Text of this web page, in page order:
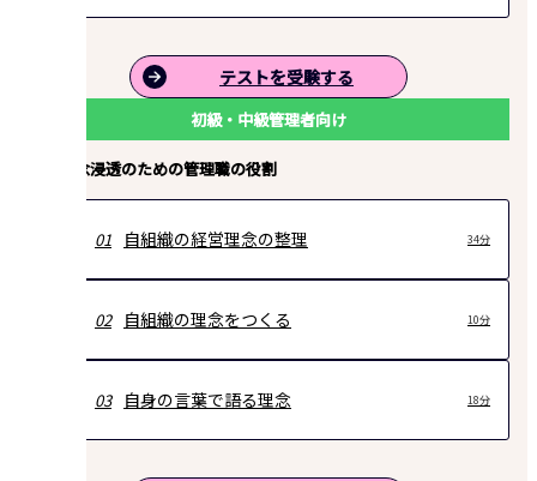
テストを受験する
初級・中級管理者向け
経営理念浸透のための管理職の役割
01 自組織の経営理念の整理 34分
02 自組織の理念をつくる 10分
03 自身の言葉で語る理念 18分